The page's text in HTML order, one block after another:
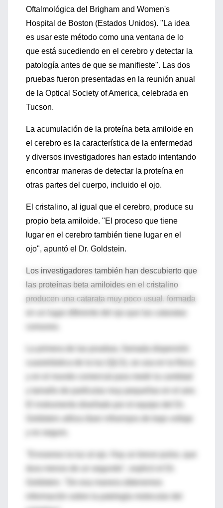
Oftalmológica del Brigham and Women's
Hospital de Boston (Estados Unidos). "La idea
es usar este método como una ventana de lo
que está sucediendo en el cerebro y detectar la
patología antes de que se manifieste". Las dos
pruebas fueron presentadas en la reunión anual
de la Optical Society of America, celebrada en
Tucson.
La acumulación de la proteína beta amiloide en
el cerebro es la característica de la enfermedad
y diversos investigadores han estado intentando
encontrar maneras de detectar la proteína en
otras partes del cuerpo, incluido el ojo.
El cristalino, al igual que el cerebro, produce su
propio beta amiloide. "El proceso que tiene
lugar en el cerebro también tiene lugar en el
ojo", apuntó el Dr. Goldstein.
Los investigadores también han descubierto que
las proteínas beta amiloides en el cristalino
producen una catarata muy poco usual, formada
en un lugar diferente del ojo que las cataratas
y tamaño de partículas muy pequeñas en el aire.
El instrumento diseñado por el equipo del Dr.
Goldstein utiliza láser infrarrojos de bajo voltaje
y es seguro.
dura menos de un segundo", explicó el Dr.
información sobre la patología molecular del